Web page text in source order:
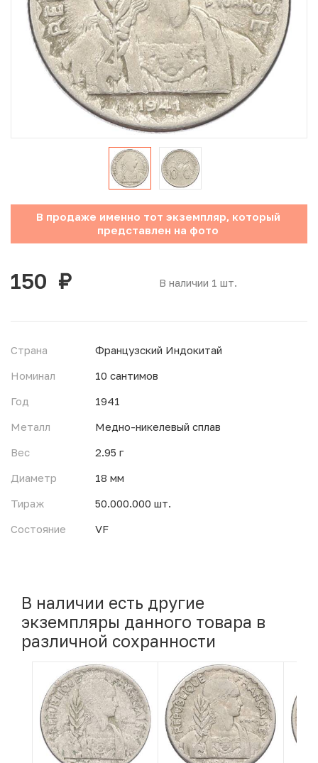
Юбилейные монеты Банка России (с 1999 года)
Памятные и инвестиционные монеты СССР и России
Иностранные монеты
Неофициальные выпуски монет (Unusual)
Античные и средневековые монеты
Инвестиционные монеты
В продаже именно тот экземпляр, который
представлен на фото
В наличии 1 шт.
150 руб.
Страна
Французский Индокитай
Номинал
10 сантимов
Год
1941
Металл
Медно-никелевый сплав
Вес
2.95 г
Диаметр
18 мм
Тираж
50.000.000 шт.
Состояние
VF
В наличии есть другие
экземпляры данного товара в
различной сохранности